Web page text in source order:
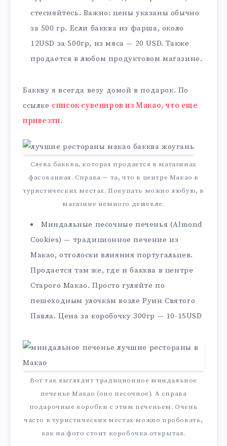
стесняйтесь. Важно: цены указаны обычно
за 500 гр. Если бакква из фарша, около
12USD за 500гр, из мяса — 20 USD. Также
продается в любом продуктовом магазине.
Баккву я всегда везу домой в подарок. По
ссылке список сувениров из Макао, что еще
привезти.
Слева бакква, которая продается в магазинах
фасованная. Справа — та, что в центре Макао в
туристических местах. Покупать можно любую, в
магазине немного дешевле.
Миндальные песочные печенья (Almond
Cookies) — традиционное печение из
Макао, отголоски влияния португальцев.
Продается там же, где и бакква в центре
Старого Макао. Просто гуляйте по
пешеходным улочкам возле Руин Святого
Павла. Цена за коробочку 300гр — 10-15USD
Вот так выглядит традиционное миндальное
печенье Макао (оно песочное). А справа
подарочные коробки с этим печеньем. Очень
часто в туристических местах можно пробовать,
как на фото стоит коробочка открытая.